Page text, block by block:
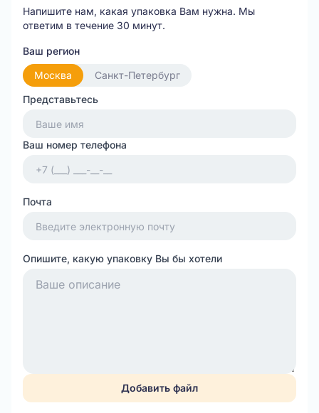
Напишите нам, какая упаковка Вам нужна. Мы
ответим в течение 30 минут.
Ваш регион
Москва
Санкт-Петербург
Представьтесь
Ваш номер телефона
Почта
Опишите, какую упаковку Вы бы хотели
Добавить файл